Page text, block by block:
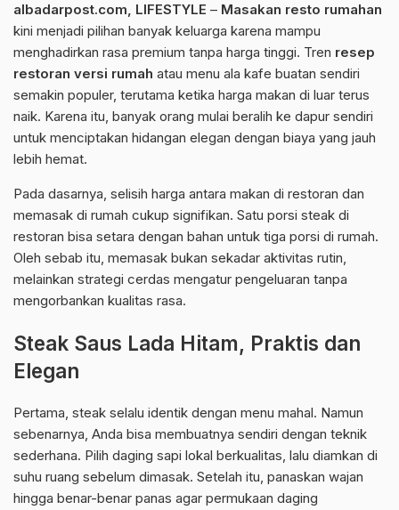
albadarpost.com, LIFESTYLE – Masakan resto rumahan
kini menjadi pilihan banyak keluarga karena mampu
menghadirkan rasa premium tanpa harga tinggi. Tren resep
restoran versi rumah atau menu ala kafe buatan sendiri
semakin populer, terutama ketika harga makan di luar terus
naik. Karena itu, banyak orang mulai beralih ke dapur sendiri
untuk menciptakan hidangan elegan dengan biaya yang jauh
lebih hemat.
Pada dasarnya, selisih harga antara makan di restoran dan
memasak di rumah cukup signifikan. Satu porsi steak di
restoran bisa setara dengan bahan untuk tiga porsi di rumah.
Oleh sebab itu, memasak bukan sekadar aktivitas rutin,
melainkan strategi cerdas mengatur pengeluaran tanpa
mengorbankan kualitas rasa.
Steak Saus Lada Hitam, Praktis dan
Elegan
Pertama, steak selalu identik dengan menu mahal. Namun
sebenarnya, Anda bisa membuatnya sendiri dengan teknik
sederhana. Pilih daging sapi lokal berkualitas, lalu diamkan di
suhu ruang sebelum dimasak. Setelah itu, panaskan wajan
hingga benar-benar panas agar permukaan daging